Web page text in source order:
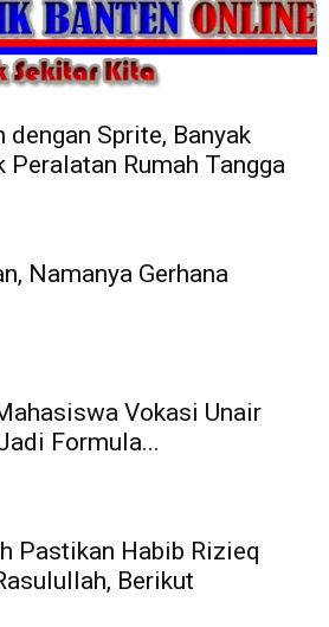
dengan Sprite, Banyak
Peralatan Rumah Tangga
Namanya Gerhana
Vokasi Unair
Formula...
Pastikan Habib Rizieq
Berikut